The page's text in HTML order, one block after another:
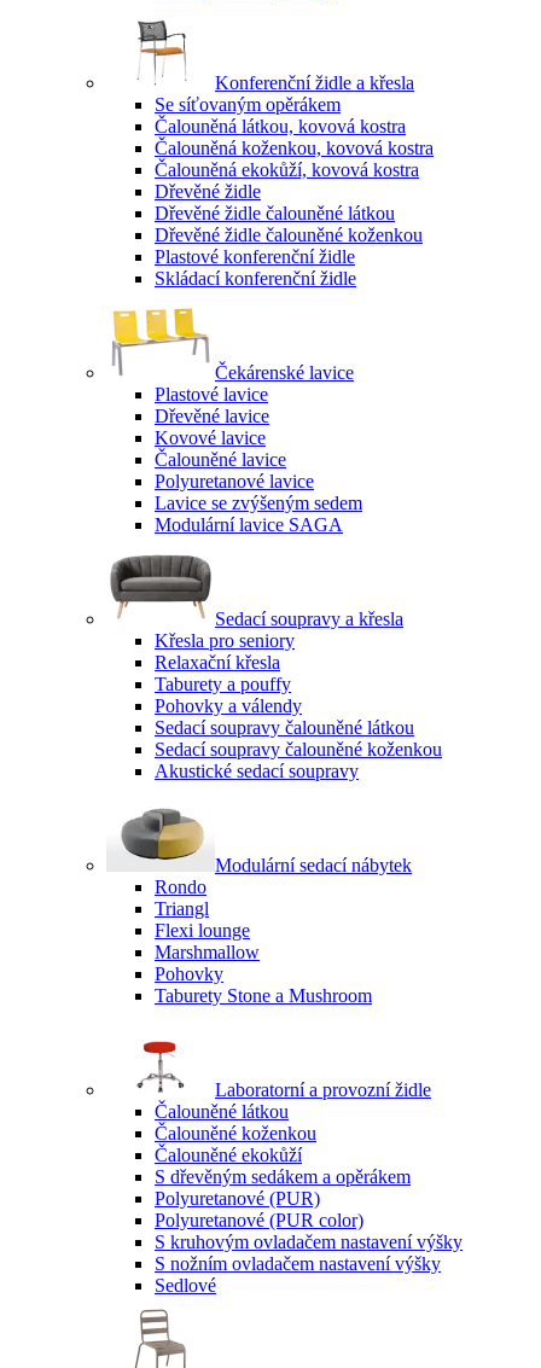
Konferenční židle a křesla
Se síťovaným opěrákem
Čalouněná látkou, kovová kostra
Čalouněná koženkou, kovová kostra
Čalouněná ekokůží, kovová kostra
Dřevěné židle
Dřevěné židle čalouněné látkou
Dřevěné židle čalouněné koženkou
Plastové konferenční židle
Skládací konferenční židle
Čekárenské lavice
Plastové lavice
Dřevěné lavice
Kovové lavice
Čalouněné lavice
Polyuretanové lavice
Lavice se zvýšeným sedem
Modulární lavice SAGA
Sedací soupravy a křesla
Křesla pro seniory
Relaxační křesla
Taburety a pouffy
Pohovky a válendy
Sedací soupravy čalouněné látkou
Sedací soupravy čalouněné koženkou
Akustické sedací soupravy
Modulární sedací nábytek
Rondo
Triangl
Flexi lounge
Marshmallow
Pohovky
Taburety Stone a Mushroom
Laboratorní a provozní židle
Čalouněné látkou
Čalouněné koženkou
Čalouněné ekokůží
S dřevěným sedákem a opěrákem
Polyuretanové (PUR)
Polyuretanové (PUR color)
S kruhovým ovladačem nastavení výšky
S nožním ovladačem nastavení výšky
Sedlové